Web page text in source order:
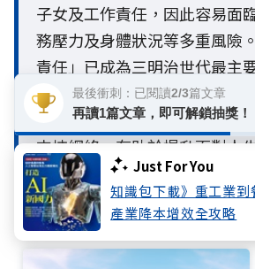
Just For You
知識包下載》重工業到
產業降本增效全攻略
子女及工作責任，因此容易面
務壓力及身體狀況等多重風險
責任」已成為三明治世代最主
源，長期下來可能影響健康、
規劃。及早建立完善的保障、
支持網絡，有助於提升面對人
相關文章
最後衝刺：已閱讀2/3篇文章
再讀1篇文章，即可解鎖抽獎！